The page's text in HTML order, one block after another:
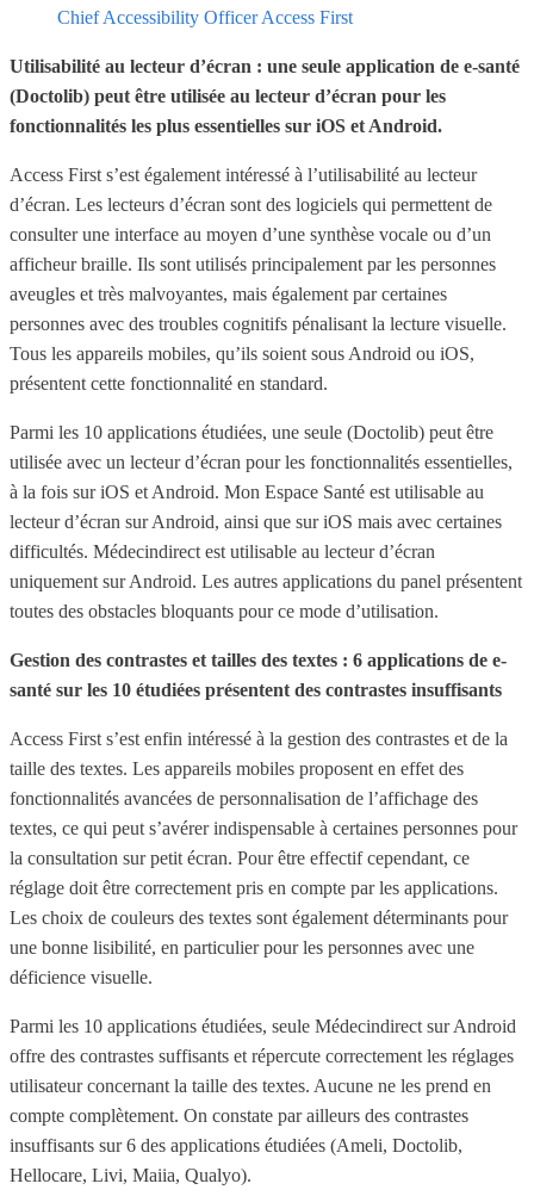
Chief Accessibility Officer Access First
Utilisabilité au lecteur d’écran : une seule application de e-santé
(Doctolib) peut être utilisée au lecteur d’écran pour les
fonctionnalités les plus essentielles sur iOS et Android.
Access First s’est également intéressé à l’utilisabilité au lecteur
d’écran. Les lecteurs d’écran sont des logiciels qui permettent de
consulter une interface au moyen d’une synthèse vocale ou d’un
afficheur braille. Ils sont utilisés principalement par les personnes
aveugles et très malvoyantes, mais également par certaines
personnes avec des troubles cognitifs pénalisant la lecture visuelle.
Tous les appareils mobiles, qu’ils soient sous Android ou iOS,
présentent cette fonctionnalité en standard.
Parmi les 10 applications étudiées, une seule (Doctolib) peut être
utilisée avec un lecteur d’écran pour les fonctionnalités essentielles,
à la fois sur iOS et Android. Mon Espace Santé est utilisable au
lecteur d’écran sur Android, ainsi que sur iOS mais avec certaines
difficultés. Médecindirect est utilisable au lecteur d’écran
uniquement sur Android. Les autres applications du panel présentent
toutes des obstacles bloquants pour ce mode d’utilisation.
Gestion des contrastes et tailles des textes : 6 applications de e-
santé sur les 10 étudiées présentent des contrastes insuffisants
Access First s’est enfin intéressé à la gestion des contrastes et de la
taille des textes. Les appareils mobiles proposent en effet des
fonctionnalités avancées de personnalisation de l’affichage des
textes, ce qui peut s’avérer indispensable à certaines personnes pour
la consultation sur petit écran. Pour être effectif cependant, ce
réglage doit être correctement pris en compte par les applications.
Les choix de couleurs des textes sont également déterminants pour
une bonne lisibilité, en particulier pour les personnes avec une
déficience visuelle.
Parmi les 10 applications étudiées, seule Médecindirect sur Android
offre des contrastes suffisants et répercute correctement les réglages
utilisateur concernant la taille des textes. Aucune ne les prend en
compte complètement. On constate par ailleurs des contrastes
insuffisants sur 6 des applications étudiées (Ameli, Doctolib,
Hellocare, Livi, Maiia, Qualyo).